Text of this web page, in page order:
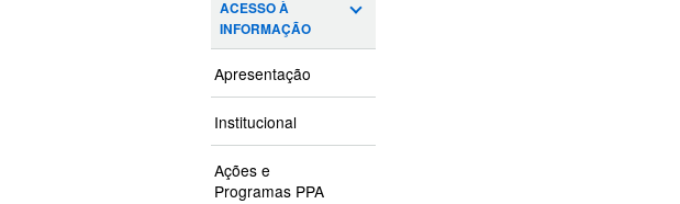
ACESSO À
INFORMAÇÃO
Apresentação
Institucional
Ações e
Programas PPA